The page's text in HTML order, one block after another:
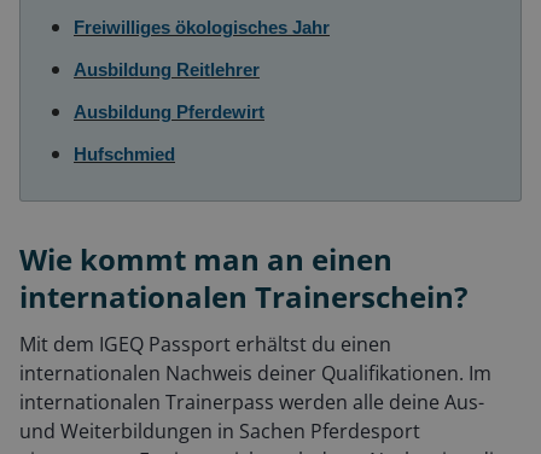
Freiwilliges ökologisches Jahr
Ausbildung Reitlehrer
Ausbildung Pferdewirt
Hufschmied
Wie kommt man an einen
internationalen Trainerschein?
Mit dem IGEQ Passport erhältst du einen
internationalen Nachweis deiner Qualifikationen. Im
internationalen Trainerpass werden alle deine Aus-
und Weiterbildungen in Sachen Pferdesport